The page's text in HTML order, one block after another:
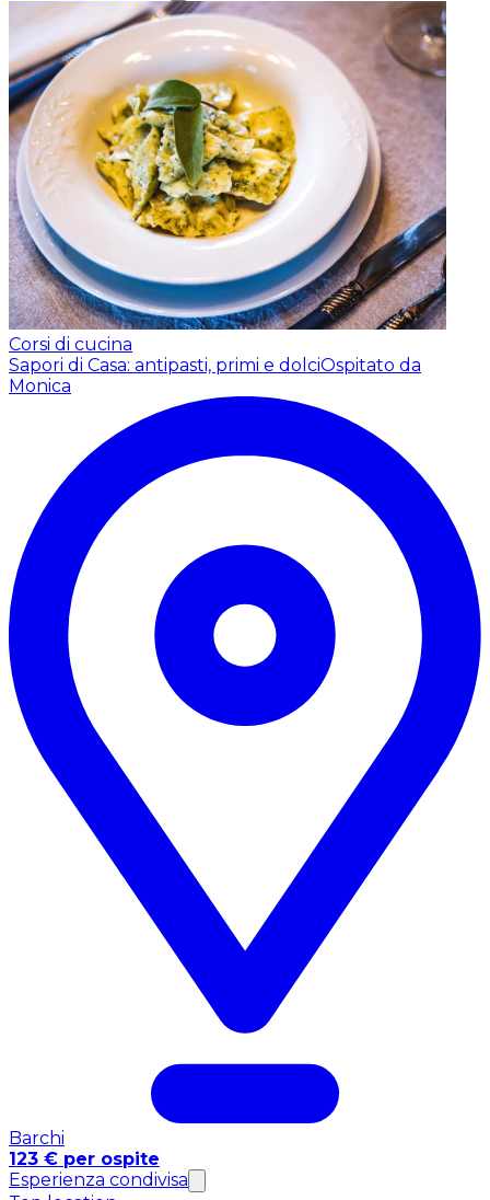
Corsi di cucina
Sapori di Casa: antipasti, primi e dolciOspitato da
Monica
Barchi
123 € per ospite
Esperienza condivisa